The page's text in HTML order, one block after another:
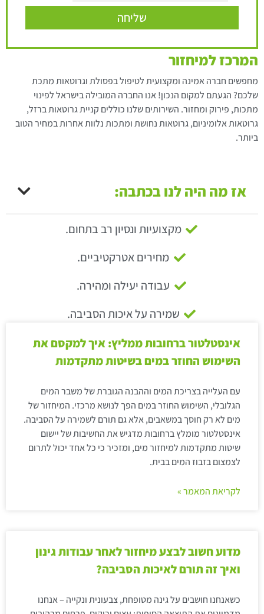
שליחה
המרכז למיחזור
מחפשים חברה אמינה ומקצועית לטיפול בפסולת וגרוטאות מתכת
שלכם? הגעתם למקום הנכון! אנו החברה המובילה בישראל לפינוי
מתכות, פירוק ומחזור. השירותים שלנו כוללים קניית גרוטאות ברזל,
גרוטאות אלומיניום, גרוטאות נחושת ומתכות נלוות אחרות במחיר הטוב
ביותר.
אז מה היה לנו בכתבה:
מקצועיות ונסיון רב בתחום.
מחירים אטרקטיביים.
עבודה יעילה ומהירה.
שמירה על איכות הסביבה.
אינסטלטור ברחובות ממליץ: איך למקסם את
השימוש החוזר במים בשיטות מתקדמות
עם העלייה בצריכת המים וההבנה הגוברת של משבר המים
הגלובלי, השימוש החוזר במים הפך לנושא מרכזי. המיחזור של
מים לא רק חוסך במשאבים, אלא גם תורם לשמירה על הסביבה.
אינסטלטור מומלץ ברחובות מדגיש את החשיבות של יישום
שיטות מתקדמות למיחזור מים, ומזכיר כי כל אחד יכול לתרום
לצמצום בזבוז המים בבית.
לקריאת המאמר »
מדוע חשוב לבצע מיחזור לאחר עבודות גינון
ואיך זה תורם לאיכות הסביבה?
כשאנחנו חושבים על גינה מטופחת, צבעונית ונקייה – אנחנו